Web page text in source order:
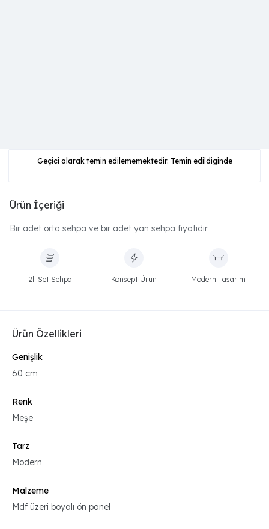
Geçici olarak temin edilememektedir. Temin edildiginde
Ürün İçeriği
Bir adet orta sehpa ve bir adet yan sehpa fiyatıdır
2li Set Sehpa Konsept Ürün Modern Tasarım
Ürün Özellikleri
Genişlik
60 cm
Renk
Meşe
Tarz
Modern
Malzeme
Mdf üzeri boyalı ön panel